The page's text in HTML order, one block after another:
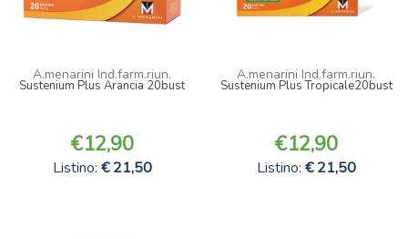
A.menarini Ind.farm.riun.
Sustenium Plus Arancia 20bust
12,90
Listino: 21,50
A.menarini Ind.farm.riun.
Sustenium Plus Tropicale20bust
12,90
Listino: 21,50